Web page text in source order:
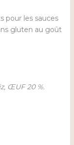
pour les sauces
gluten au goût
ŒUF 20 %.